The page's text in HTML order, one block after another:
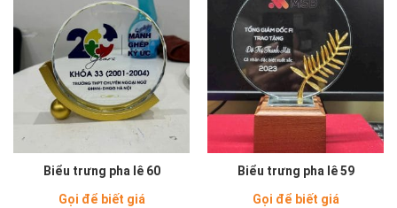
Biểu trưng pha lê 60
Gọi để biết giá
Biểu trưng pha lê 59
Gọi để biết giá